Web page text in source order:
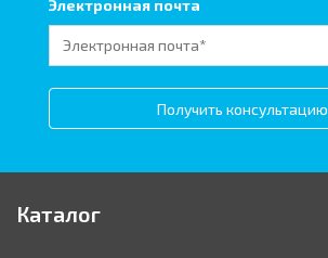
Электронная почта
Получить консультацию
Каталог